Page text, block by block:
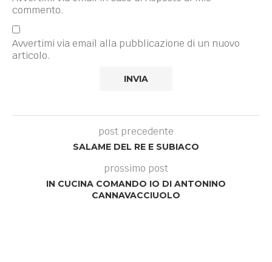
commento.
Avvertimi via email alla pubblicazione di un nuovo
articolo.
post precedente
SALAME DEL RE E SUBIACO
prossimo post
IN CUCINA COMANDO IO DI ANTONINO
CANNAVACCIUOLO